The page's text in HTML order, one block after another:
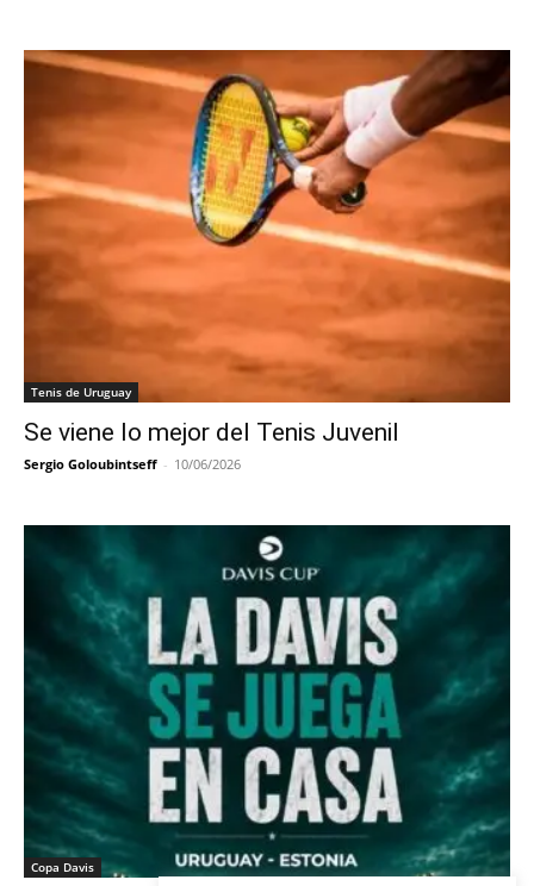
Tenis de Uruguay
Se viene lo mejor del Tenis Juvenil
Sergio Goloubintseff - 10/06/2026
Copa Davis